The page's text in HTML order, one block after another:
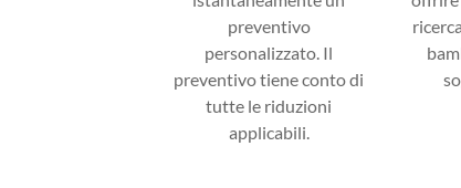
preventivo
personalizzato. Il
preventivo tiene conto di
tutte le riduzioni
applicabili.